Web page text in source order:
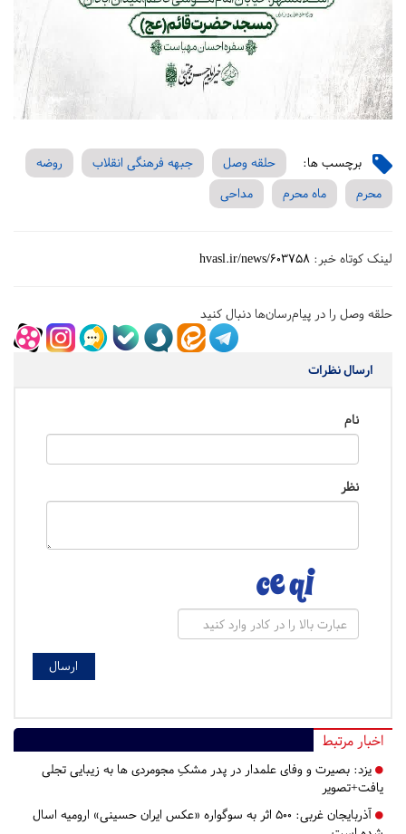
برچسب ها: حلقه وصل جبهه فرهنگی انقلاب
روضه
محرم
ماه محرم مداحی
لینک کوتاه خبر: hvasl.ir/news/603758
حلقه وصل را در پیام‌رسان‌ها دنبال کنید
ارسال نظرات
نام
نظر
اخبار مرتبط
یزد: بصیرت و وفای علمدار در پدر مشکِ مجومردی ها به زیبایی تجلی
یافت+تصویر
آذربایجان غربی:
۵۰۰ اثر به سوگواره «عکس ایران حسینی» ارومیه اسال